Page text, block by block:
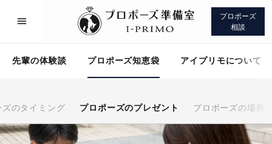
プロポーズ
相談
先輩の体験談 プロポーズ知恵袋 アイプリモについて
のタイミング プロポーズのプレゼント プロポーズの場所
プロポーズサポート 先輩の体験談